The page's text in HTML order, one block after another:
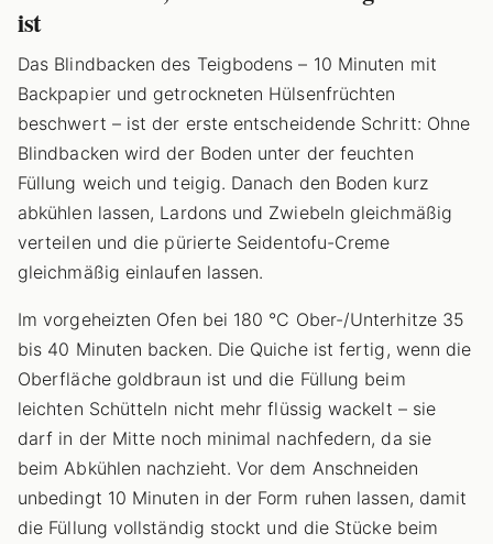
ist
Das Blindbacken des Teigbodens – 10 Minuten mit
Backpapier und getrockneten Hülsenfrüchten
beschwert – ist der erste entscheidende Schritt: Ohne
Blindbacken wird der Boden unter der feuchten
Füllung weich und teigig. Danach den Boden kurz
abkühlen lassen, Lardons und Zwiebeln gleichmäßig
verteilen und die pürierte Seidentofu-Creme
gleichmäßig einlaufen lassen.
Im vorgeheizten Ofen bei 180 °C Ober-/Unterhitze 35
bis 40 Minuten backen. Die Quiche ist fertig, wenn die
Oberfläche goldbraun ist und die Füllung beim
leichten Schütteln nicht mehr flüssig wackelt – sie
darf in der Mitte noch minimal nachfedern, da sie
beim Abkühlen nachzieht. Vor dem Anschneiden
unbedingt 10 Minuten in der Form ruhen lassen, damit
die Füllung vollständig stockt und die Stücke beim